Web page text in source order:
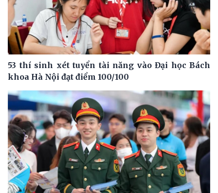
53 thí sinh xét tuyển tài năng vào Đại học Bách
khoa Hà Nội đạt điểm 100/100